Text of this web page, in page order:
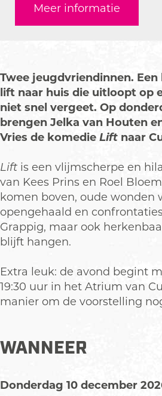
t
i
f
L
i
Meer informatie
Twee jeugdvriendinnen. Een
lift naar huis die uitloopt op
niet snel vergeet. Op
brengen Jelka van Houten
Vries de komedie Lift naar
Lift is een vlijmscherpe en
van Kees Prins en Roel
komen boven, oude wonden
opengehaald en
Grappig, maar ook
blijft hangen.
Extra leuk: de avond begint
19:30 uur in het Atrium van
manier om de voorstelling
WANNEER
Donderdag 10 december